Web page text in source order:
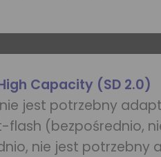
Capacity (SD 2.0)
jest potrzebny
flash (bezpośrednio,
nie jest potrzebny